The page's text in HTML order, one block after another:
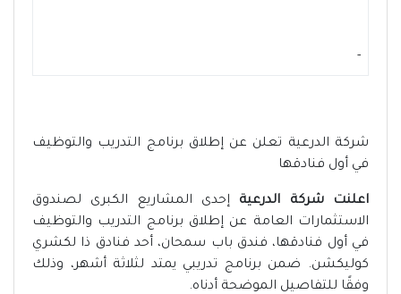
-
شركة الدرعية تعلن عن إطلاق برنامج التدريب والتوظيف
في أول فنادقها
اعلنت شركة الدرعية إحدى المشاريع الكبرى لصندوق
الاستثمارات العامة عن إطلاق برنامج التدريب والتوظيف
في أول فنادقها، فندق باب سمحان، أحد فنادق ذا لكشري
كوليكشن. ضمن برنامج تدريبي يمتد لثلاثة أشهر، وذلك
وفقًا للتفاصيل الموضحة أدناه.